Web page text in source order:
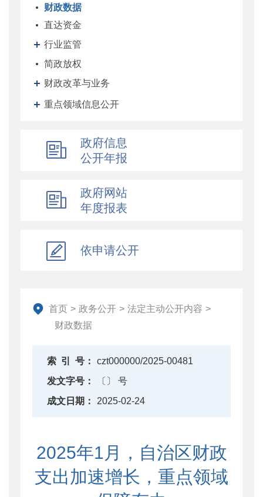
财政数据
直达资金
行业监管
简政放权
财政改革与业务
重点领域信息公开
政府信息
公开年报
政府网站
年度报表
依申请公开
首页 > 政务公开 > 法定主动公开内容 >
财政数据
索 引 号：
czt000000/2025-00481
发文字号：
〔〕 号
成文日期：
2025-02-24
2025年1月，自治区财政
支出加速增长，重点领域